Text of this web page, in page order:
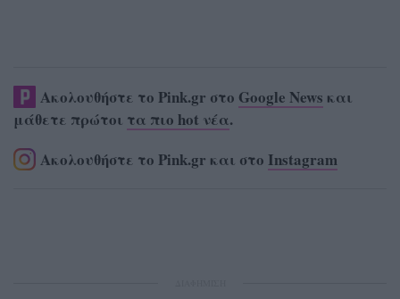
Ακολουθήστε το Pink.gr στο Google News και
μάθετε πρώτοι τα πιο hot νέα.
Ακολουθήστε το Pink.gr και στο Instagram